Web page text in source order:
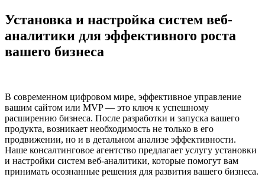
Установка и настройка систем веб-
аналитики для эффективного роста
вашего бизнеса
В современном цифровом мире, эффективное управление
вашим сайтом или MVP — это ключ к успешному
расширению бизнеса. После разработки и запуска вашего
продукта, возникает необходимость не только в его
продвижении, но и в детальном анализе эффективности.
Наше консалтинговое агентство предлагает услугу установки
и настройки систем веб-аналитики, которые помогут вам
принимать осознанные решения для развития вашего бизнеса.